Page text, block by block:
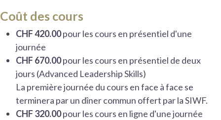
Coût des cours
CHF 420.00pour les cours en présentiel d'une
journée
CHF 670.00pour les cours en présentiel de deux
jours (Advanced Leadership Skills)
La première journée du cours en face à face se
terminera par un dîner commun offert par la SIWF.
CHF 320.00pour les cours en ligne d'une journée